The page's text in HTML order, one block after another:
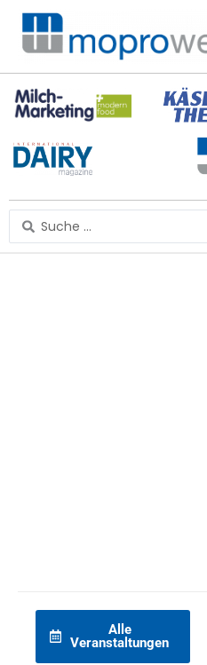
Zum
Inhalt
springen
Search
...
Alle
Veranstaltungen